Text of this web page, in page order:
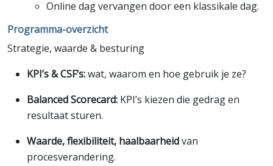
Online dag vervangen door een klassikale dag.
Programma-overzicht
Strategie, waarde & besturing
KPI’s & CSF’s:wat, waarom en hoe gebruik je ze?
Balanced Scorecard: KPI’s kiezen die gedrag en
resultaat sturen.
Waarde, flexibiliteit, haalbaarheidvan
procesverandering.